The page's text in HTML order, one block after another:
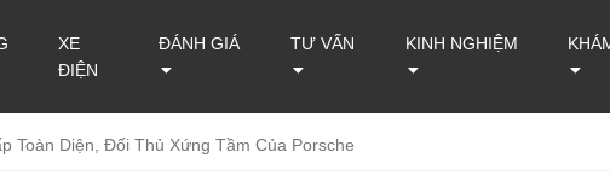
XE
ĐIỆN
ĐÁNH GIÁ TƯ VẤN KINH NGHIỆM
Toàn Diện, Đối Thủ Xứng Tầm Của Porsche